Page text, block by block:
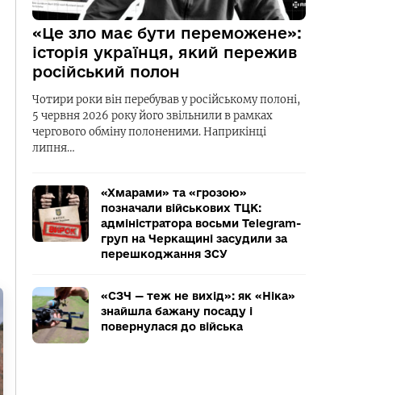
«Це зло має бути переможене»:
історія українця, який пережив
російський полон
Чотири роки він перебував у російському полоні,
5 червня 2026 року його звільнили в рамках
чергового обміну полоненими. Наприкінці
липня…
«Хмарами» та «грозою»
позначали військових ТЦК:
адміністратора восьми Telegram-
груп на Черкащині засудили за
перешкоджання ЗСУ
«СЗЧ — теж не вихід»: як «Ніка»
знайшла бажану посаду і
повернулася до війська